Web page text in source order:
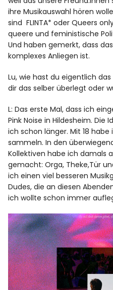
ihre Musikauswahl hören
sind FLINTA* oder Queers
queere und feministische
Und haben gemerkt, dass
komplexes Anliegen ist.
Lu, wie hast du eigentlich
dir das selber überlegt oder
L: Das erste Mal, dass ich
Pink Noise in Hildesheim.
ich schon länger. Mit 18
sammeln. In den
Kollektiven habe ich damals
gemacht: Orga, Theke,Tür
ich einen viel besseren
Dudes, die an diesen
ich wollte schon immer